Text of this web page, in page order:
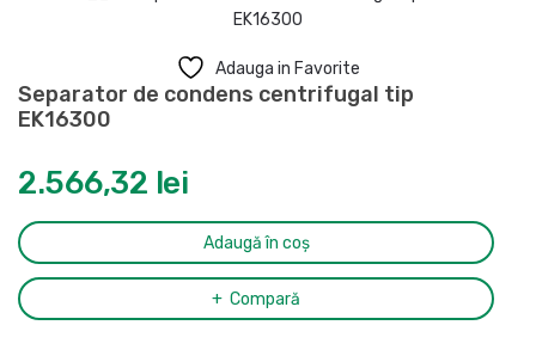
Adauga in Favorite
Separator de condens centrifugal tip
EK16300
2.566,32 lei
Adaugă în coș
Compară